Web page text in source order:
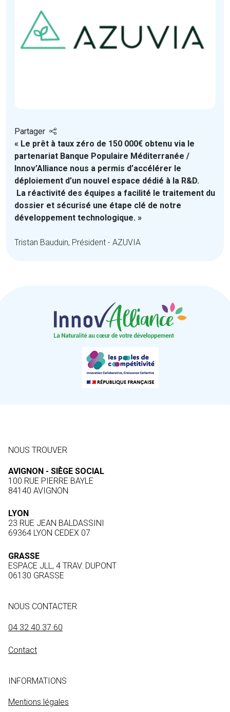
Partager
« Le prêt à taux zéro de 150 000€ obtenu via le
partenariat Banque Populaire Méditerranée /
Innov’Alliance nous a permis d’accélérer le
déploiement d’un nouvel espace dédié à la R&D.
La réactivité des équipes a facilité le traitement du
dossier et sécurisé une étape clé de notre
développement technologique. »
Tristan Bauduin, Président - AZUVIA
NOUS TROUVER
AVIGNON - SIÈGE SOCIAL
100 RUE PIERRE BAYLE
84140 AVIGNON
LYON
23 RUE JEAN BALDASSINI
69364 LYON CEDEX 07
GRASSE
ESPACE JLL, 4 TRAV. DUPONT
06130 GRASSE
NOUS CONTACTER
04 32 40 37 60
Contact
INFORMATIONS
Mentions légales